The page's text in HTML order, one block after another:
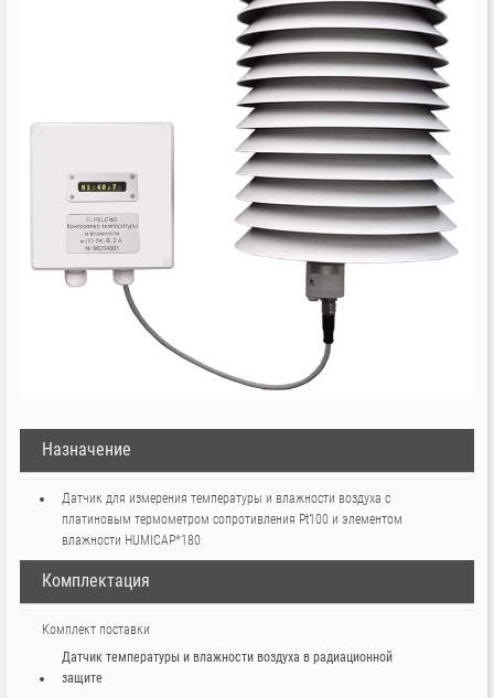
Назначение
Датчик для измерения температуры и влажности воздуха с
платиновым термометром сопротивления Pt100 и элементом
влажности HUMICAP*180
Комплектация
Комплект поставки
Датчик температуры и влажности воздуха в радиационной
защите